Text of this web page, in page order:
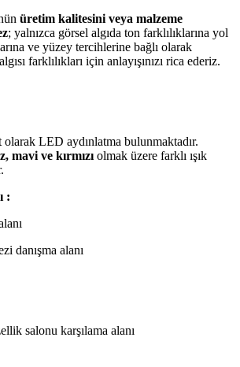
üretim kalitesini veya malzeme
; yalnızca görsel algıda ton farklılıklarına yol
ve yüzey tercihlerine bağlı olarak
farklılıkları için anlayışınızı rica ederiz.
LED aydınlatma bulunmaktadır.
mavi ve kırmızı olmak üzere farklı ışık
:
danışma alanı
salonu karşılama alanı